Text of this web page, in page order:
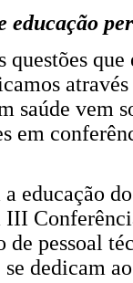
questões
saúde vem
em
educação
III
de pessoal
dedicam